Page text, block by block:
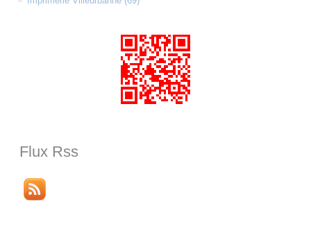
Flux Rss